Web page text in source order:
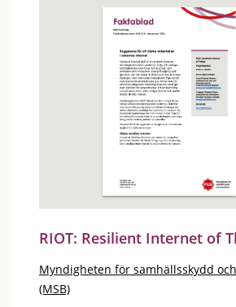
RIOT: Resilient Internet of
Myndigheten för samhällsskydd
(MSB)